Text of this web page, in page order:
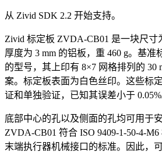
从 Zivid SDK 2.2 开始支持。
Zivid 标定板 ZVDA-CB01 是一块尺寸
厚度为 3 mm 的铝板，重 460 g。基准
的型号，其上印有 8×7 网格排列的 30
案。标定板表面为白色丝印。这些标
证和单独验证，已知其误差小于 0.05%
底部中心的孔以及侧面的孔均可用于
ZVDA-CB01 符合 ISO 9409-1-50-4-
末端执行器机械接口的标准。因此，